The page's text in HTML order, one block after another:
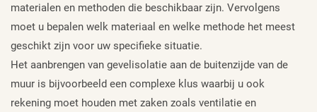
materialen en methoden die beschikbaar zijn. Vervolgens
moet u bepalen welk materiaal en welke methode het meest
geschikt zijn voor uw specifieke situatie.
Het aanbrengen van gevelisolatie aan de buitenzijde van de
muur is bijvoorbeeld een complexe klus waarbij u ook
rekening moet houden met zaken zoals ventilatie en